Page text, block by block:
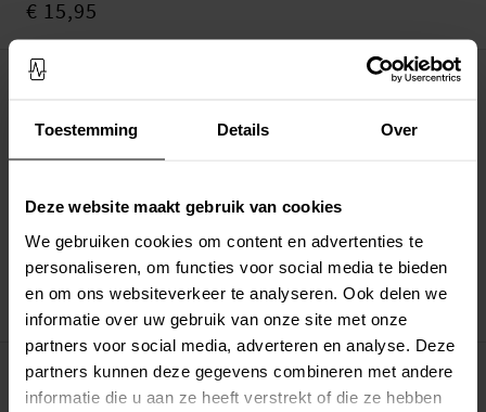
Toestemming Details Over
Deze website maakt gebruik van cookies
We gebruiken cookies om content en advertenties te
personaliseren, om functies voor social media te bieden
en om ons websiteverkeer te analyseren. Ook delen we
informatie over uw gebruik van onze site met onze
partners voor social media, adverteren en analyse. Deze
partners kunnen deze gegevens combineren met andere
informatie die u aan ze heeft verstrekt of die ze hebben
Prijs :€ 15,95
€ 15,95
LEG IN WINKELMANDJE
Snelle levering met DHL, Budbee of Postnord
30 dagen retourrecht
Art number:25561
PRODUCTBESCHRIJVING -